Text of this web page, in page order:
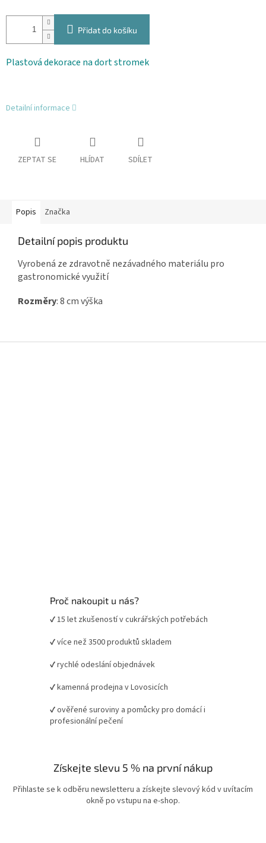
Přidat do košíku
Plastová dekorace na dort stromek
Detailní informace
ZEPTAT SE HLÍDAT SDÍLET
Popis Značka
Detailní popis produktu
Vyrobená ze zdravotně nezávadného materiálu pro
gastronomické využití
Rozměry: 8 cm výška
Proč nakoupit u nás?
✔ 15 let zkušeností v cukrářských potřebách
✔ více než 3500 produktů skladem
✔ rychlé odeslání objednávek
✔ kamenná prodejna v Lovosicích
✔ ověřené suroviny a pomůcky pro domácí i
profesionální pečení
Získejte slevu 5 % na první nákup
Přihlaste se k odběru newsletteru a získejte slevový kód v uvítacím
okně po vstupu na e-shop.